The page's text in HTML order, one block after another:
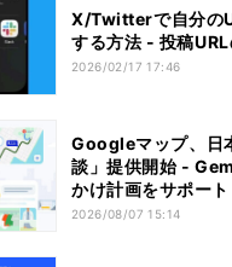
X/Twitterで自分の
する方法 - 投稿
2026/02/17 17:46
Googleマップ、日
談」提供開始 -
かけ計画をサポート
2026/08/07 15:14